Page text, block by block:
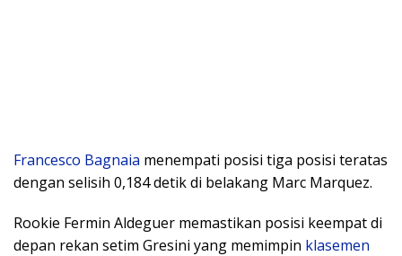
Francesco Bagnaia menempati posisi tiga posisi teratas
dengan selisih 0,184 detik di belakang Marc Marquez.
Rookie Fermin Aldeguer memastikan posisi keempat di
depan rekan setim Gresini yang memimpin klasemen